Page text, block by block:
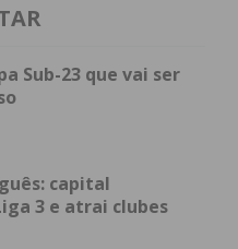
Sub-23 que vai ser
capital
3 e atrai clubes